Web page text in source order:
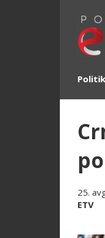
25.
ETV